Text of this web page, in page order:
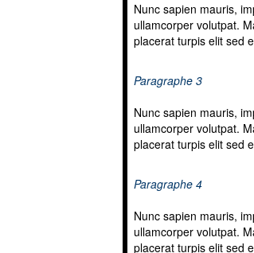
Nunc sapien mauris,
ullamcorper volutpat.
placerat turpis elit sed
Paragraphe 3
Nunc sapien mauris,
ullamcorper volutpat.
placerat turpis elit sed
Paragraphe 4
Nunc sapien mauris,
ullamcorper volutpat.
placerat turpis elit sed